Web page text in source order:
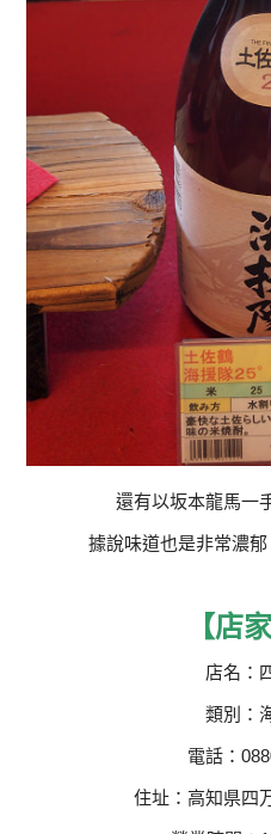
還有以坂本龍馬一
據說味道也是非常濃
【店
店名：
類別：
電話：
住址：高知県四